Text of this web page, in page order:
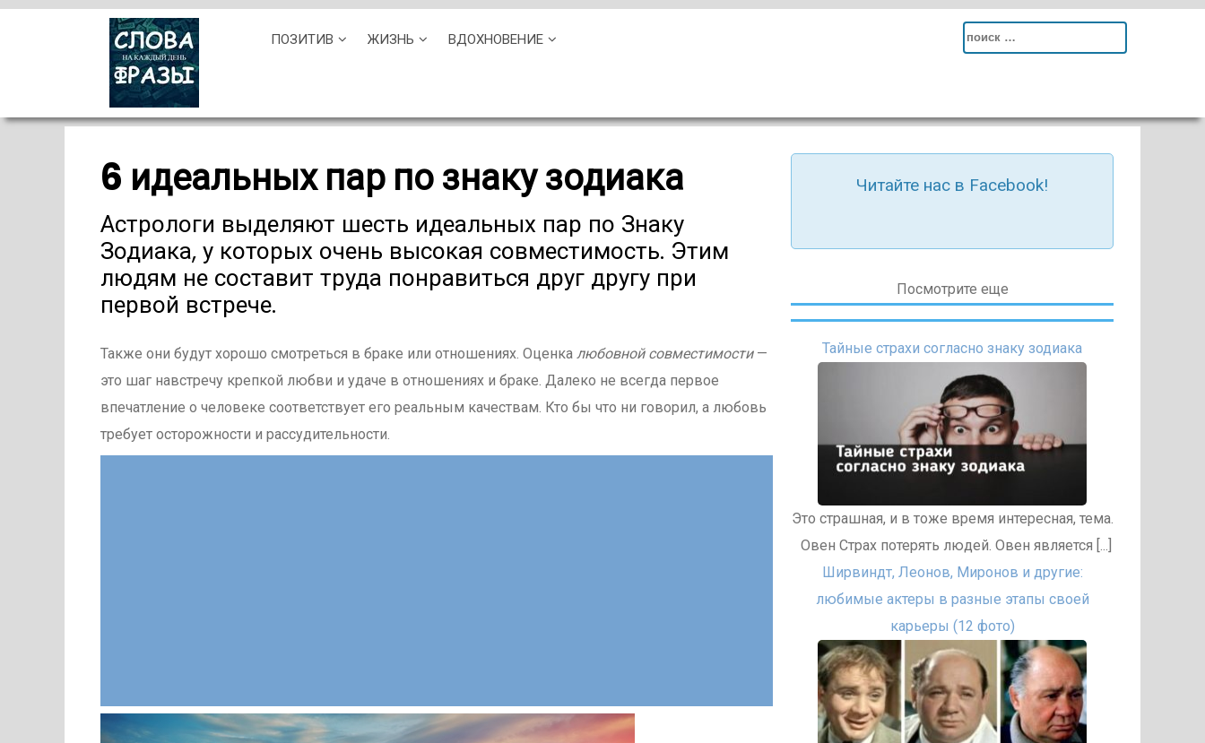
ПОЗИТИВ ЖИЗНЬ ВДОХНОВЕНИЕ
Search
6 идеальных пар по знаку зодиака
Астрологи выделяют шесть идеальных пар по Знаку
Зодиака, у которых очень высокая совместимость. Этим
людям не составит труда понравиться друг другу при
первой встрече.
Также они будут хорошо смотреться в браке или отношениях. Оценка любовной совместимости—
это шаг навстречу крепкой любви и удаче в отношениях и браке. Далеко не всегда первое
впечатление о человеке соответствует его реальным качествам. Кто бы что ни говорил, а любовь
требует осторожности и рассудительности.
Читайте нас в Facebook!
Посмотрите еще
Тайные страхи согласно знаку зодиака
Это страшная, и в тоже время интересная, тема.
Овен Страх потерять людей. Овен является [...]
Ширвиндт, Леонов, Миронов и другие:
любимые актеры в разные этапы своей
карьеры (12 фото)